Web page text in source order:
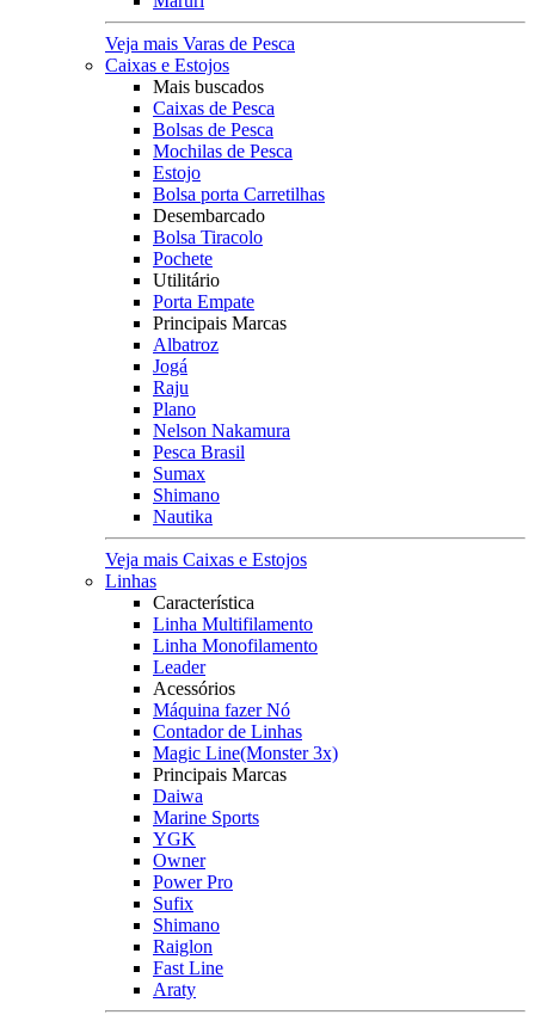
Veja mais Varas de Pesca
Caixas e Estojos
Mais buscados
Caixas de Pesca
Bolsas de Pesca
Mochilas de Pesca
Estojo
Bolsa porta Carretilhas
Desembarcado
Bolsa Tiracolo
Pochete
Utilitário
Porta Empate
Principais Marcas
Albatroz
Jogá
Raju
Plano
Nelson Nakamura
Pesca Brasil
Sumax
Shimano
Nautika
Veja mais Caixas e Estojos
Linhas
Característica
Linha Multifilamento
Linha Monofilamento
Leader
Acessórios
Máquina fazer Nó
Contador de Linhas
Magic Line(Monster 3x)
Principais Marcas
Daiwa
Marine Sports
YGK
Owner
Power Pro
Sufix
Shimano
Raiglon
Fast Line
Araty